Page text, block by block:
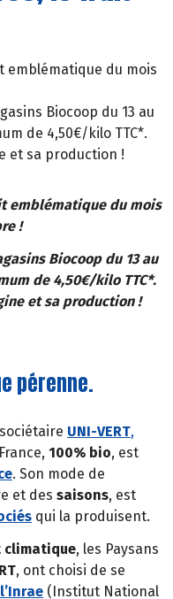
emblématique du mois
Biocoop du 13 au
de 4,50€/kilo TTC*.
et sa production !
emblématique du mois
!
Biocoop du 13 au
de 4,50€/kilo TTC*.
et sa production !
pérenne.
UNI-VERT,
100% bio, est
. Son mode de
et des saisons, est
qui la produisent.
climatique, les Paysans
, ont choisi de se
l’Inrae (Institut National